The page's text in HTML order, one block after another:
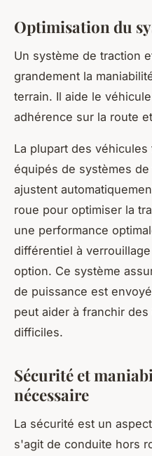
Optimisation du
Un système de traction
grandement la
terrain. Il aide le
adhérence sur la route
La plupart des
équipés de systèmes
ajustent
roue pour optimiser la
une performance
différentiel à
option. Ce système
de puissance est
peut aider à franchir
difficiles.
Sécurité et
nécessaire
La sécurité est un
s'agit de conduite hors